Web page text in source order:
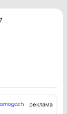
реклама